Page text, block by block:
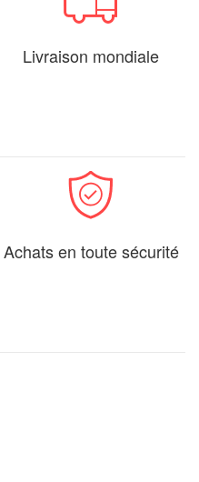
Livraison mondiale
Achats en toute sécurité